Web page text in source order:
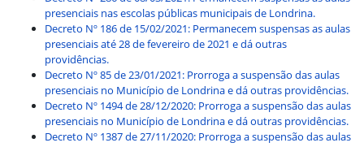
presenciais nas escolas públicas municipais de Londrina.
Decreto Nº 186 de 15/02/2021: Permanecem suspensas as aulas
presenciais até 28 de fevereiro de 2021 e dá outras
providências.
Decreto Nº 85 de 23/01/2021: Prorroga a suspensão das aulas
presenciais no Município de Londrina e dá outras providências.
Decreto Nº 1494 de 28/12/2020: Prorroga a suspensão das aulas
presenciais no Município de Londrina e dá outras providências.
Decreto Nº 1387 de 27/11/2020: Prorroga a suspensão das aulas